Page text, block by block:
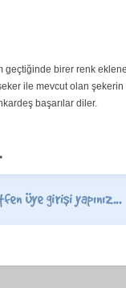
geçtiğinde birer renk
ile mevcut olan şekerin
başarılar diler.